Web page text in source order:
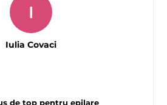
de top pentru epilare
I
Iulia Covaci